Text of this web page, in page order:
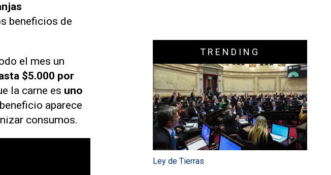
beneficios de
el mes un
$5.000 por
la carne es uno
aparece
consumos.
TRENDING
Ley de Tierras